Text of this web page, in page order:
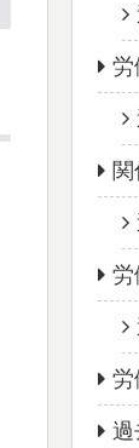
労
労
労
過